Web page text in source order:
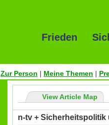
Frieden
Zur Person | Meine Themen |
View Article Map
n-tv + Sicherheitspolitik